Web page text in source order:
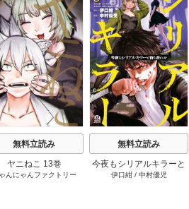
無料立読み
ヤニねこ 13巻
んにゃんファクトリー
無料立読み
今夜もシリアルキラーと
待ち合わせ 5巻
伊口紺/ 中村優児